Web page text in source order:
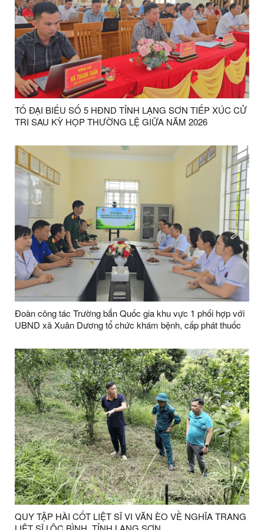
TỔ ĐẠI BIỂU SỐ 5 HĐND TỈNH LẠNG SƠN TIẾP XÚC CỬ
TRI SAU KỲ HỌP THƯỜNG LỆ GIỮA NĂM 2026
Đoàn công tác Trường bắn Quốc gia khu vực 1 phối hợp với
UBND xã Xuân Dương tổ chức khám bệnh, cấp phát thuốc
địa bàn xã Xuân Dương
QUY TẬP HÀI CỐT LIỆT SĨ VI VĂN ÈO VỀ NGHĨA TRANG